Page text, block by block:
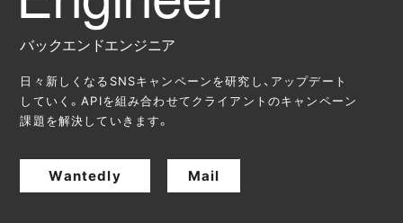
バックエンドエンジニア
日々新しくなるSNSキャンペーンを研究し、アップデート
していく。APIを組み合わせてクライアントのキャンペーン
課題を解決していきます。
Wantedly Mail